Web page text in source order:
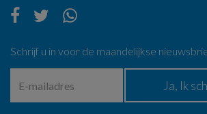
Schrijf u in voor de maandelijkse
Ja, Ik